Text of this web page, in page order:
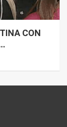
CON